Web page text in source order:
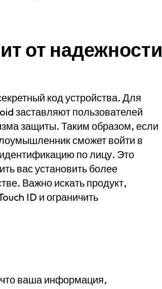
от надежности
код устройства. Для
заставляют пользователей
защиты. Таким образом, если
сможет войти в
идентификацию по лицу. Это
вас установить более
Важно искать продукт,
ID и ограничить
что ваша информация,